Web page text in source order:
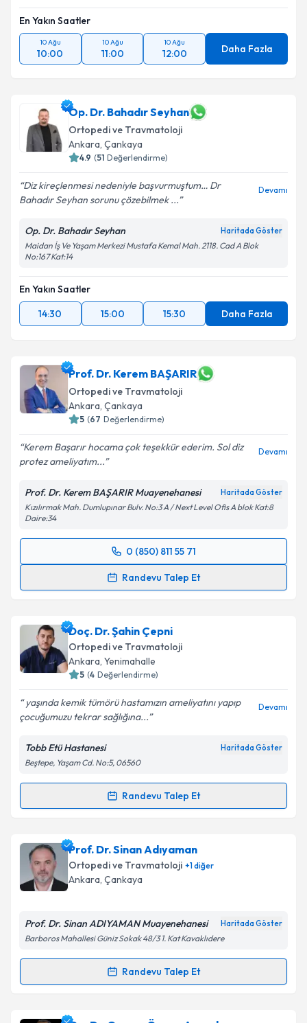
En Yakın Saatler
10 Ağu
10:00
10 Ağu
11:00
10 Ağu
12:00 Daha Fazla
Op. Dr. Bahadır Seyhan
Ortopedi ve Travmatoloji
Ankara, Çankaya
4.9 (51 Değerlendirme)
Diz kireçlenmesi nedeniyle başvurmuştum… Dr
Bahadır Seyhan sorunu çözebilmek ...
Devamı
Op. Dr. Bahadır Seyhan Haritada Göster
Maidan İş Ve Yaşam Merkezi Mustafa Kemal Mah. 2118. Cad A Blok
No:167 Kat:14
En Yakın Saatler
14:30
15:00 15:30 Daha Fazla
Prof. Dr. Kerem BAŞARIR
Ortopedi ve Travmatoloji
Ankara, Çankaya
5 (67 Değerlendirme)
Kerem Başarır hocama çok teşekkür ederim. Sol diz
protez ameliyatım...
Devamı
Prof. Dr. Kerem BAŞARIR Muayenehanesi Haritada Göster
Kızılırmak Mah. Dumlupınar Bulv. No:3 A / Next Level Ofis A blok Kat:8
Daire:34
0 (850) 811 55 71
Randevu Talep Et
Randevu Takvimi Talebi
takvim hazırlandığında e-posta ile bilgilendireceğiz.
E-posta Adresiniz
Kişisel verilerimin işlenmesine ilişkin
kapsamda işlenmesini kabul ediyorum.
Takvim Talebini Gönder
Doç. Dr. Şahin Çepni
Ortopedi ve Travmatoloji
Ankara, Yenimahalle
5 (4 Değerlendirme)
yaşında kemik tümörü hastamızın ameliyatını yapıp
çocuğumuzu tekrar sağlığına...
Devamı
Tobb Etü Hastanesi Haritada Göster
Beştepe, Yaşam Cd. No:5, 06560
Randevu Talep Et
Randevu Takvimi Talebi
Doç. Dr. Şahin Çepni için randevu takvimi talebi
oluşturun. Size bu uzmandan randevu almanız için bir
takvim hazırlandığında e-posta ile bilgilendireceğiz.
Kişisel verilerimin işlenmesine ilişkin
Metni'ni okudum ve kişisel verilerimin belirtilen
Prof. Dr. Sinan Adıyaman
Ortopedi ve Travmatoloji +1diğer
Ankara, Çankaya
Prof. Dr. Sinan ADIYAMAN Muayenehanesi Haritada Göster
Barboros Mahallesi Güniz Sokak 48/3 1. Kat Kavaklıdere
Randevu Talep Et
Randevu Takvimi Talebi